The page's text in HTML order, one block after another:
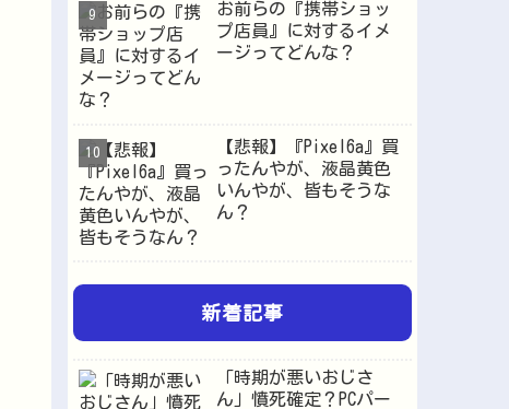
お前らの『携帯ショッ
プ店員』に対するイメ
ージってどんな？
【悲報】『Pixel6a』買
ったんやが、液晶黄色
いんやが、皆もそうな
ん？
新着記事
「時期が悪いおじさ
ん」憤死確定？PCパー